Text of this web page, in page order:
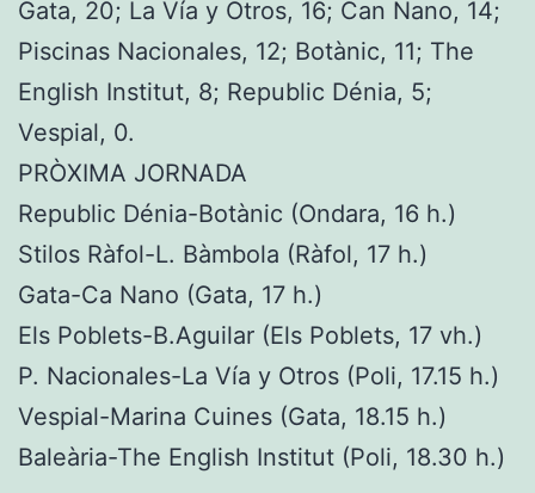
Gata, 20; La Vía y Otros, 16; Can Nano, 14;
Piscinas Nacionales, 12; Botànic, 11; The
English Institut, 8; Republic Dénia, 5;
Vespial, 0.
PRÒXIMA JORNADA
Republic Dénia-Botànic (Ondara, 16 h.)
Stilos Ràfol-L. Bàmbola (Ràfol, 17 h.)
Gata-Ca Nano (Gata, 17 h.)
Els Poblets-B.Aguilar (Els Poblets, 17 vh.)
P. Nacionales-La Vía y Otros (Poli, 17.15 h.)
Vespial-Marina Cuines (Gata, 18.15 h.)
Baleària-The English Institut (Poli, 18.30 h.)